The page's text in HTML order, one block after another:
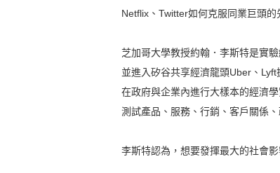
Netflix、Twitter如何克服同業巨頭
芝加哥大學教授約翰．李斯特是實
並進入矽谷共享經濟龍頭Uber、Lyft
在政府與企業內進行大樣本的經濟學
測試產品、服務、行銷、客戶關係
李斯特認為，想要發揮最大的社會